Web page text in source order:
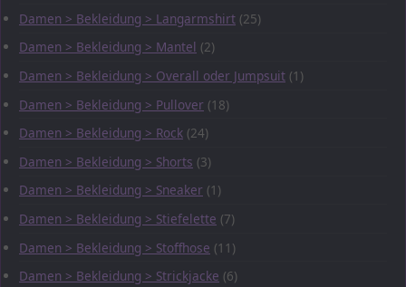
Damen > Bekleidung > Langarmshirt (25)
Damen > Bekleidung > Mantel (2)
Damen > Bekleidung > Overall oder Jumpsuit (1)
Damen > Bekleidung > Pullover (18)
Damen > Bekleidung > Rock (24)
Damen > Bekleidung > Shorts (3)
Damen > Bekleidung > Sneaker (1)
Damen > Bekleidung > Stiefelette (7)
Damen > Bekleidung > Stoffhose (11)
Damen > Bekleidung > Strickjacke (6)